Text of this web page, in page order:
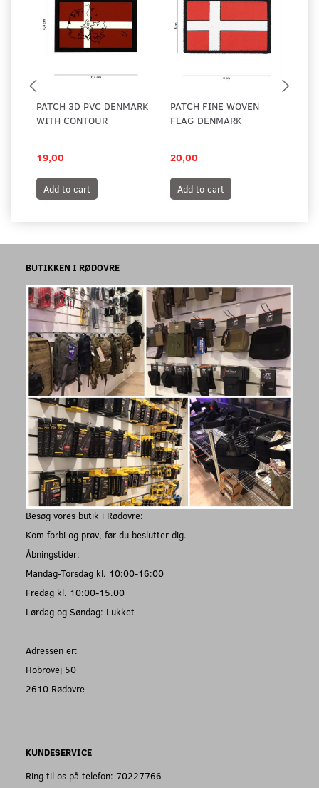
PATCH 3D PVC DENMARK
WITH CONTOUR
19,00
Add to cart
PATCH FINE WOVEN
FLAG DENMARK
20,00
Add to cart
BUTIKKEN I RØDOVRE
Besøg vores butik i Rødovre:
Kom forbi og prøv, før du beslutter dig.
Åbningstider:
Mandag-Torsdag kl. 10:00-16:00
Fredag kl. 10:00-15.00
Lørdag og Søndag: Lukket
Adressen er:
Hobrovej 50
2610 Rødovre
KUNDESERVICE
Ring til os på telefon: 70227766